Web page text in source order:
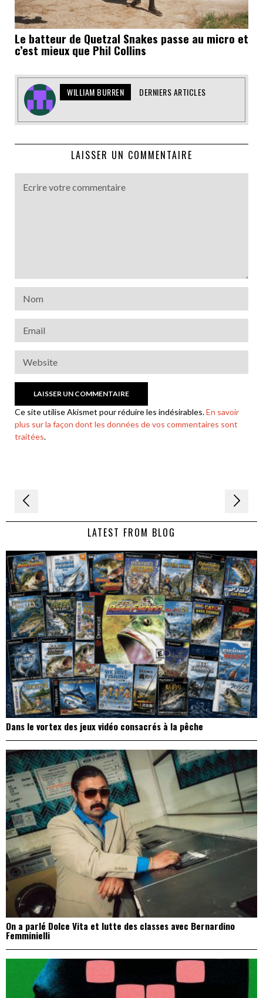
Le batteur de Quetzal Snakes passe au micro et
c’est mieux que Phil Collins
WILLIAM BURREN DERNIERS ARTICLES
LAISSER UN COMMENTAIRE
Ce site utilise Akismet pour réduire les indésirables.En savoir
plus sur la façon dont les données de vos commentaires sont
traitées.
Navigation
de LATEST FROM BLOG
Dans le vortex des jeux vidéo consacrés à la pêche
On a parlé Dolce Vita et lutte des classes avec Bernardino
Femminielli